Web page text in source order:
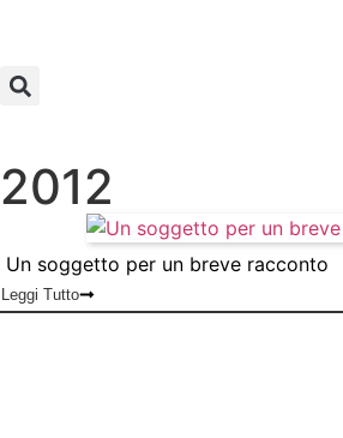
2012
Un soggetto per un breve racconto
Leggi Tutto